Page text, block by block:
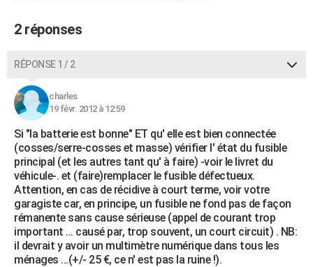
S'inscrire
Se connecter
Lycées
Collèges
Primaires
Universités
Entreprises
Service militaire
Avis de recherche
AVIS DE DÉCÈS
FORUM
2 réponses
RÉPONSE 1 / 2
charles
19 févr. 2012 à 12:59
Si "la batterie est bonne" ET qu' elle est bien connectée
(cosses/serre-cosses et masse) vérifier l' état du fusible
principal (et les autres tant qu' à faire) -voir le livret du
véhicule-. et (faire)remplacer le fusible défectueux.
Attention, en cas de récidive à court terme, voir votre
garagiste car, en principe, un fusible ne fond pas de façon
rémanente sans cause sérieuse (appel de courant trop
important ... causé par, trop souvent, un court circuit) . NB:
il devrait y avoir un multimètre numérique dans tous les
ménages ...(+/- 25 €, ce n' est pas la ruine !).